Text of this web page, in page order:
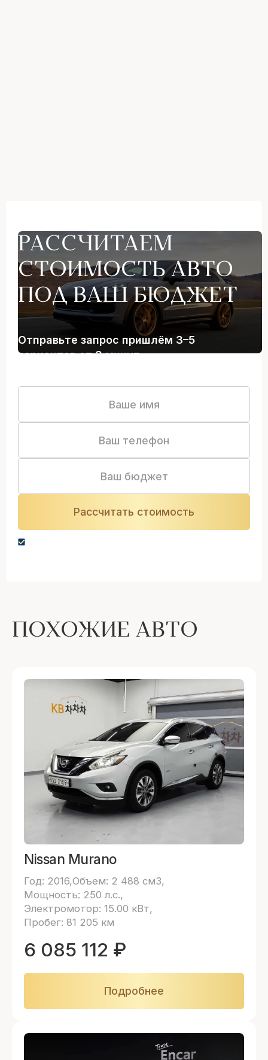
РАССЧИТАЕМ
СТОИМОСТЬ АВТО
ПОД ВАШ БЮДЖЕТ
Отправьте запрос пришлём 3–5
вариантов от 3 минут
ПОХОЖИЕ АВТО
Nissan Murano
Год: 2016 Объем: 2 488 см3
Мощность: 250 л.с.
Электромотор: 15.00 кВт
Пробег: 81 205 км
6 085 112 ₽
Подробнее